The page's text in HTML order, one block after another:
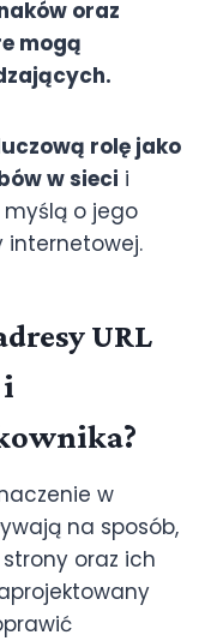
oraz
mogą
rolę jako
w sieci i
o jego
internetowej.
URL
i
w
na sposób,
oraz ich